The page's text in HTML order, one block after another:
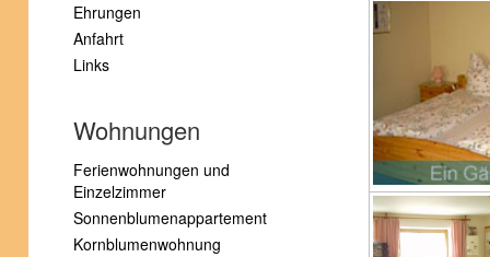
Ehrungen
Anfahrt
Links
Wohnungen
Ferienwohnungen und
Einzelzimmer
Sonnenblumenappartement
Kornblumenwohnung